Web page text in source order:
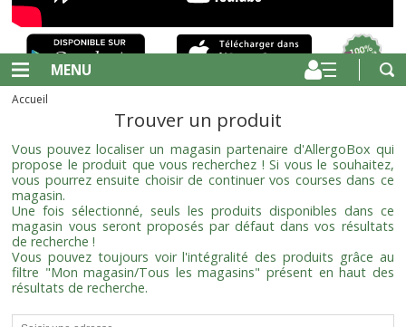
MENU
Accueil
Trouver un produit
Vous pouvez localiser un magasin partenaire d'AllergoBox qui
propose le produit que vous recherchez ! Si vous le souhaitez,
vous pourrez ensuite choisir de continuer vos courses dans ce
magasin.
Une fois sélectionné, seuls les produits disponibles dans ce
magasin vous seront proposés par défaut dans vos résultats
de recherche !
Vous pouvez toujours voir l'intégralité des produits grâce au
filtre "Mon magasin/Tous les magasins" présent en haut des
résultats de recherche.